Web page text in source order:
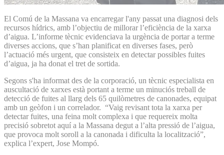
El Comú de la Massana va encarregar l'any passat una diagnosi dels
recursos hídrics, amb l’objectiu de millorar l’eficiència de la xarxa
d’aigua. L’informe tècnic evidenciava la urgència de portar a terme
diverses accions, que s’han planificat en diverses fases, però
l’actuació més urgent, que consisteix en detectar possibles fuites
d’aigua, ja ha donat el tret de sortida.
Segons s'ha informat des de la corporació, un tècnic especialista en
auscultació de xarxes està portant a terme un minuciós treball de
detecció de fuites al llarg dels 65 quilòmetres de canonades, equipat
amb un geòfon i un correlador. “Vaig revisant tota la xarxa per
detectar fuites, una feina molt complexa i que requereix molta
precisió sobretot aquí a la Massana degut a l’alta pressió de l’aigua,
que provoca molt soroll a la canonada i dificulta la localització”,
explica l’expert, Jose Mompó.